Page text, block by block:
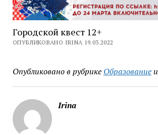
Городской квест 12+
ОПУБЛИКОВАНО IRINA 19.03.2022
Опубликовано в рубрике Образованиеи
Irina